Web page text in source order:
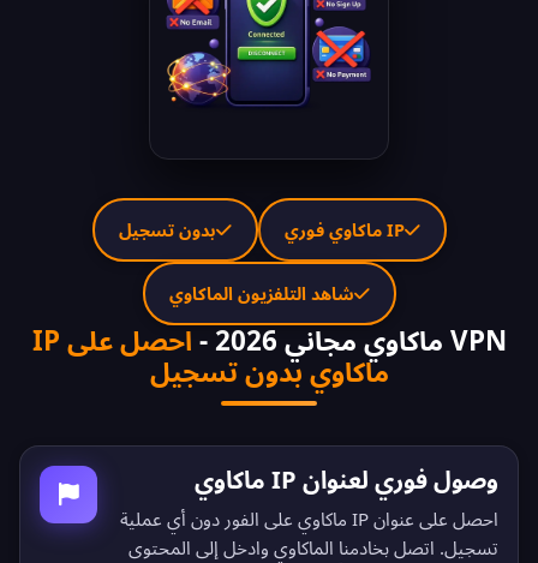
VPN ماكاوي مجاني 2026 -
احصل على IP
ماكاوي بدون تسجيل
وصول فوري لعنوان IP ماكاوي
احصل على عنوان IP ماكاوي على الفور دون أي عملية
تسجيل. اتصل بخادمنا الماكاوي وادخل إلى المحتوى
IP ماكاوي فوري بدون تسجيل
شاهد التلفزيون الماكاوي